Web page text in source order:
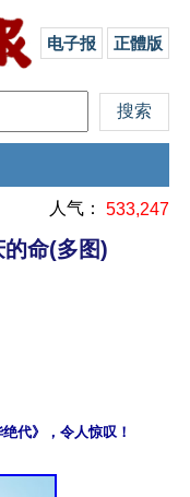
电子报 正體版
人气： 533,247
命(多图)
代》，令人惊叹！